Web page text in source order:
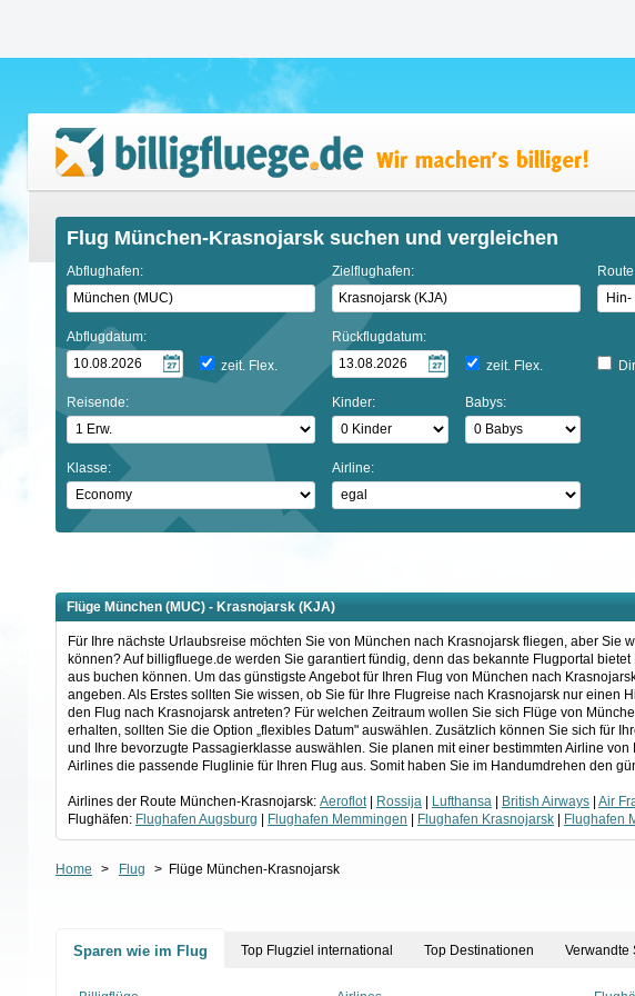
Flug München-Krasnojarsk suchen und vergleichen
Abflughafen: Zielflughafen: Route
Abflugdatum:
zeit. Flex.
Rückflugdatum:
zeit. Flex.
Reisende: Kinder: Babys:
Klasse: Airline:
Flüge München (MUC) - Krasnojarsk (KJA)
Für Ihre nächste Urlaubsreise möchten Sie von München nach Krasnojarsk fliegen, aber
können? Auf billigfluege.de werden Sie garantiert fündig, denn das bekannte Flugportal
aus buchen können. Um das günstigste Angebot für Ihren Flug von München nach
angeben. Als Erstes sollten Sie wissen, ob Sie für Ihre Flugreise nach Krasnojarsk nur
den Flug nach Krasnojarsk antreten? Für welchen Zeitraum wollen Sie sich Flüge von
erhalten, sollten Sie die Option „flexibles Datum" auswählen. Zusätzlich können Sie sich für
und Ihre bevorzugte Passagierklasse auswählen. Sie planen mit einer bestimmten Airline
Airlines die passende Fluglinie für Ihren Flug aus. Somit haben Sie im Handumdrehen den
Airlines der Route München-Krasnojarsk: Aeroflot| Rossija| Lufthansa| British Airways| Air
Flughäfen: Flughafen Augsburg Flughafen Memmingen Flughafen Krasnojarsk| Flughafen
Home > Flug > Flüge München-Krasnojarsk
Sparen wie im Flug Top Flugziel international Top Destinationen Verwandte